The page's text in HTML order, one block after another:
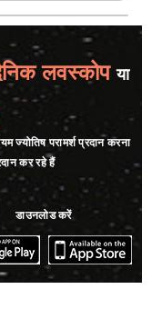
लवस्कोपया
ज्योतिष परामर्श प्रदान करना
कर रहे हैं
डाउनलोड करें